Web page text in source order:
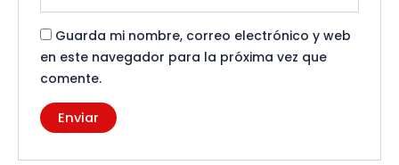
Guarda mi nombre, correo electrónico y web
en este navegador para la próxima vez que
comente.